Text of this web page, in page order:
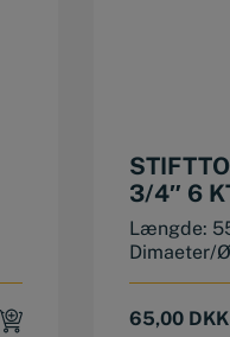
3/4″ 6
Længde:
Dimaeter/
65,00 DKK